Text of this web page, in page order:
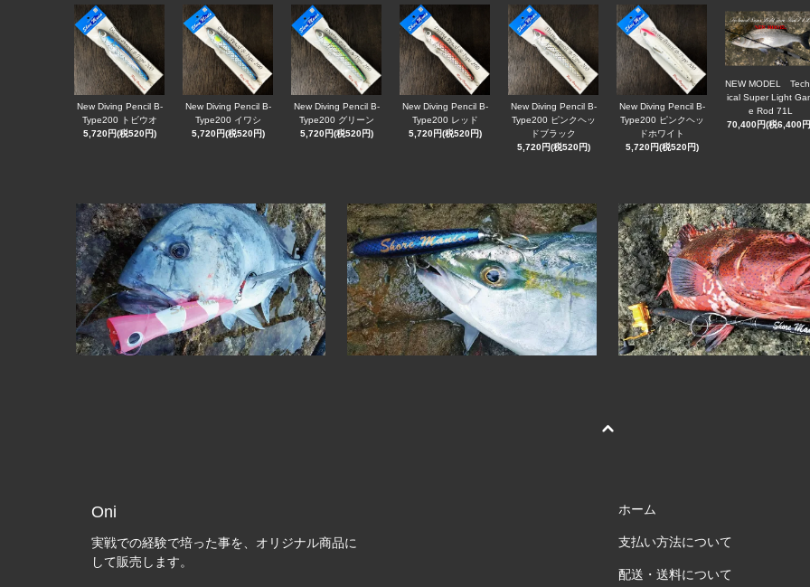
New Diving Pencil B-
Type200 トビウオ
5,720円(税520円)
New Diving Pencil B-
Type200 イワシ
5,720円(税520円)
New Diving Pencil B-
Type200 グリーン
5,720円(税520円)
New Diving Pencil B-
Type200 レッド
5,720円(税520円)
New Diving Pencil B-
Type200 ピンクヘッ
ドブラック
5,720円(税520円)
New Diving Pencil B-
Type200 ピンクヘッ
ドホワイト
5,720円(税520円)
NEW MODEL
ical Super Light
e Rod 71L
70,400円(税6,400
Oni
実戦での経験で培った事を、オリジナル商品に
して販売します。
ホーム
支払い方法について
配送・送料について